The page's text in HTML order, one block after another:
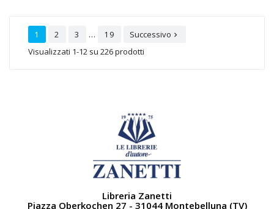
1 2 3 … 19 Successivo 
Visualizzati 1-12 su 226 prodotti
Libreria Zanetti
Piazza Oberkochen 27 - 31044 Montebelluna (TV)